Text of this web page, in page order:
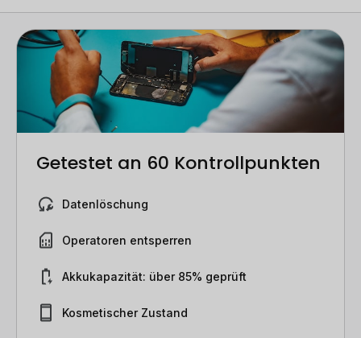
Getestet an 60 Kontrollpunkten
Datenlöschung
Operatoren entsperren
Akkukapazität: über 85% geprüft
Kosmetischer Zustand